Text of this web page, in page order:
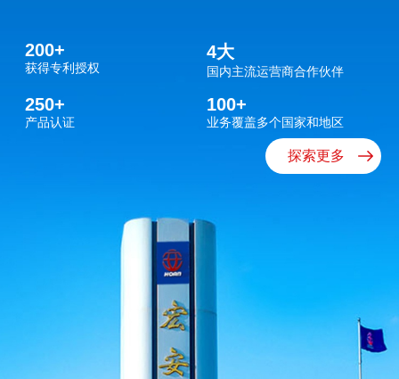
集团公司业务布局广泛，旗下拥有威海长和光导科技、威海威信
光纤科技、长和光缆、宏安通信电缆、合肥邦诺科技等多家全
创新平台体系，包括国家级博士后科研工作站、国家认可CNAS
实验室，以及省级企业技术中心和省级工程实验室，并设有多个
市级研发机构，涵盖工程实验室、工程技术研究中心和工业设计
长期以来，公司全面实施科技创新、人才开发和外向带动三大战
略，始终坚持以科技领航企业发展，通过引进先进生产设备来消
个国家和地区持续提供优质、稳定的产品和服务。
200+
获得专利授权
4大
国内主流运营商合作伙伴
250+
产品认证
100+
业务覆盖多个国家和地区
探索更多